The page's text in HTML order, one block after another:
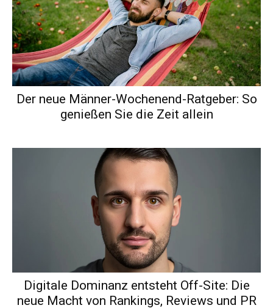
Der neue Männer-Wochenend-Ratgeber: So
genießen Sie die Zeit allein
Digitale Dominanz entsteht Off-Site: Die
neue Macht von Rankings, Reviews und PR